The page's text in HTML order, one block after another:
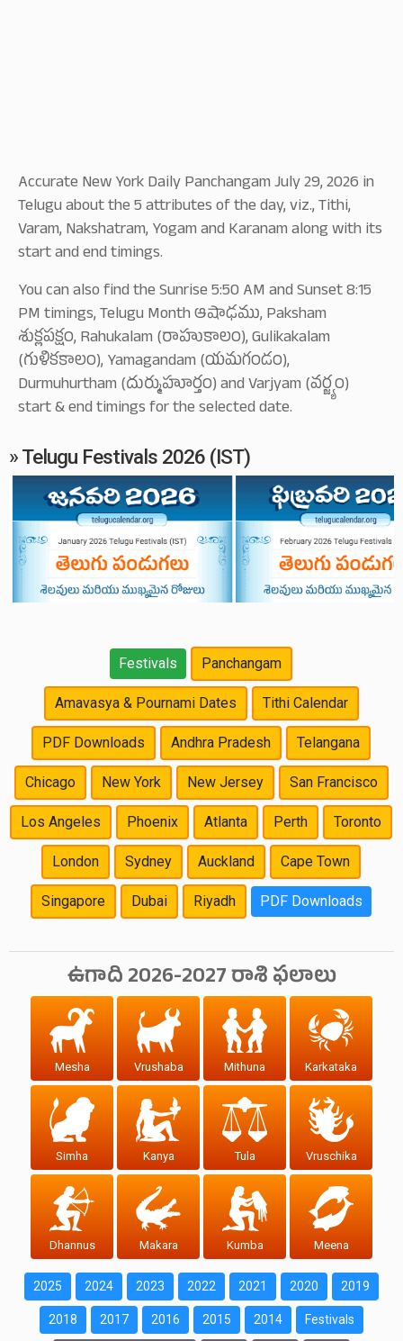
Accurate New York Daily Panchangam July 29, 2026 in
Telugu about the 5 attributes of the day, viz., Tithi,
Varam, Nakshatram, Yogam and Karanam along with its
start and end timings.
You can also find the Sunrise 5:50 AM and Sunset 8:15
PM timings, Telugu Month ఆషాఢము, Paksham
శుక్లపక్షం, Rahukalam (రాహుకాలం), Gulikakalam
(గుళికకాలం), Yamagandam (యమగండం),
Durmuhurtham (దుర్ముహూర్తం) and Varjyam (వర్జ్యం)
start & end timings for the selected date.
» Telugu Festivals 2026 (IST)
Festivals Panchangam
Amavasya & Pournami Dates Tithi Calendar
PDF Downloads Andhra Pradesh Telangana
Chicago New York New Jersey San Francisco
Los Angeles Phoenix Atlanta Perth Toronto
London Sydney Auckland Cape Town
Singapore Dubai Riyadh PDF Downloads
ఉగాది 2026-2027 రాశి ఫలాలు
Mesha Vrushaba Mithuna Karkataka
Simha Kanya Tula Vruschika
Dhannus Makara Kumba Meena
2025 2024 2023 2022 2021 2020 2019
2018 2017 2016 2015 2014 Festivals